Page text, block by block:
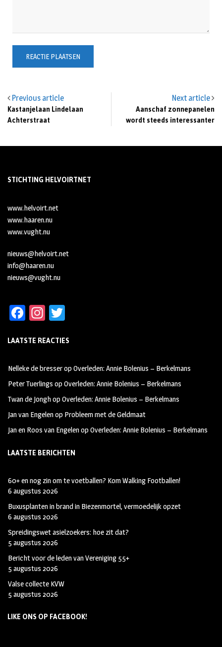
Previous article
Kastanjelaan Lindelaan
Achterstraat
Next article
Aanschaf zonnepanelen
wordt steeds interessanter
STICHTING HELVOIRTNET
www.helvoirt.net
www.haaren.nu
www.vught.nu
nieuws@helvoirt.net
info@haaren.nu
nieuws@vught.nu
Fa
b
oo
k
In
ag
m
tt
LAATSTE REACTIES
Nelleke de bresseropOverleden: Annie Bolenius – Berkelmans
Peter Tuerlings opOverleden: Annie Bolenius – Berkelmans
Twan de JonghopOverleden: Annie Bolenius – Berkelmans
Jan van Engelenop Probleem met de Geldmaat
Jan en Roos van EngelenopOverleden: Annie Bolenius – Berkelmans
LAATSTE BERICHTEN
60+ en nog zin om te voetballen? Kom Walking Footballen!
6 augustus 2026
Buxusplanten in brand in Biezenmortel, vermoedelijk opzet
6 augustus 2026
Spreidingswet asielzoekers: hoe zit dat?
5 augustus 2026
Bericht voor de leden van Vereniging 55+
5 augustus 2026
Valse collecte KVW
5 augustus 2026
LIKE ONS OP FACEBOOK!